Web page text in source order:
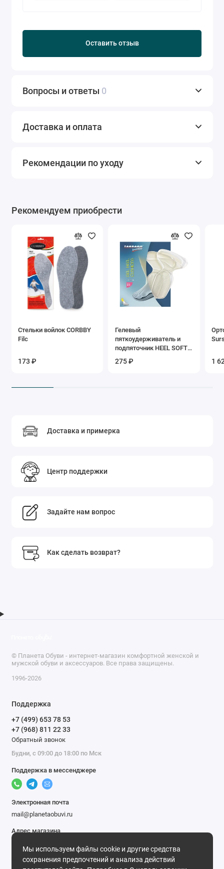
Оставить отзыв
Вопросы и ответы 0
Доставка и оплата
Рекомендации по уходу
Рекомендуем приобрести
Стельки войлок CORBBY
Filc
173 ₽
Гелевый
пяткоудерживатель и
подпяточник HEEL SOFT
GEL Tarrago
275 ₽ 1
Доставка и примерка
Центр поддержки
Задайте нам вопрос
Как сделать возврат?
Мы используем файлы cookie и другие средства
сохранения предпочтений и анализа действий
© Планета Обуви - интернет-магазин комфортной женской и
мужской обуви и аксессуаров. Все права защищены.
1996-2026
Поддержка
+7 (499) 653 78 53
+7 (968) 811 22 33
Обратный звонок
Будни, с 09:00 до 18:00 по Мск
Поддержка в мессенджере
Электронная почта
mail@planetaobuvi.ru
Адрес магазина
Мы в сети